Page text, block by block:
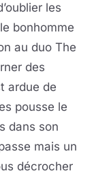
les
bonhomme
au duo The
des
ardue de
pousse le
dans son
mais un
décrocher